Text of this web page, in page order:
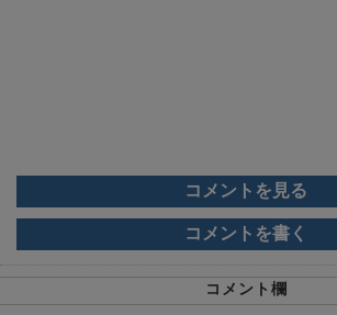
コメントを見る
コメントを書く
コメント欄